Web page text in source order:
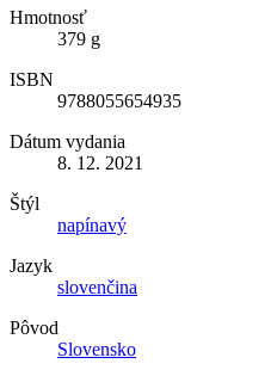
Hmotnosť
379 g
ISBN
9788055654935
Dátum vydania
8. 12. 2021
Štýl
napínavý
Jazyk
slovenčina
Pôvod
Slovensko